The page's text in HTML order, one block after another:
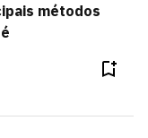
métodos